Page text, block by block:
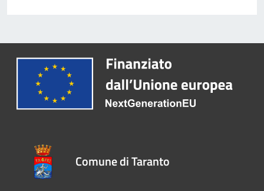
Comune di Taranto